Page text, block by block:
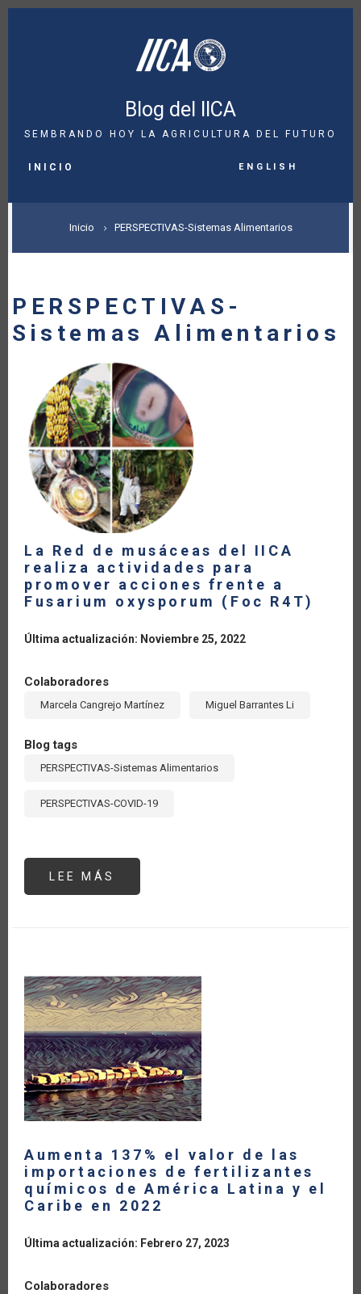
Pasar
Blog del IICA
SEMBRANDO HOY LA AGRICULTURA DEL FUTURO
NAVIGATION
INICIO English
SOBRESCRIBIR
ENLACES
AYUDA
NAVEGACIÓN
Inicio PERSPECTIVAS-Sistemas Alimentarios
PERSPECTIVAS-
Sistemas Alimentarios
La Red de musáceas del IICA
realiza actividades para
promover acciones frente a
Fusarium oxysporum (Foc R4T)
Última actualización: Noviembre 25, 2022
Colaboradores
Marcela Cangrejo Martínez Miguel Barrantes Li
Blog tags
PERSPECTIVAS-Sistemas Alimentarios
PERSPECTIVAS-COVID-19
LEE MÁS
RED
PARA
PROMOVER
ACCIONES
FRENTE
A
FUSARIUM
OXYSPORUM
(FOC
R4T)
Aumenta 137% el valor de las
importaciones de fertilizantes
químicos de América Latina y el
Caribe en 2022
Última actualización: Febrero 27, 2023
Colaboradores